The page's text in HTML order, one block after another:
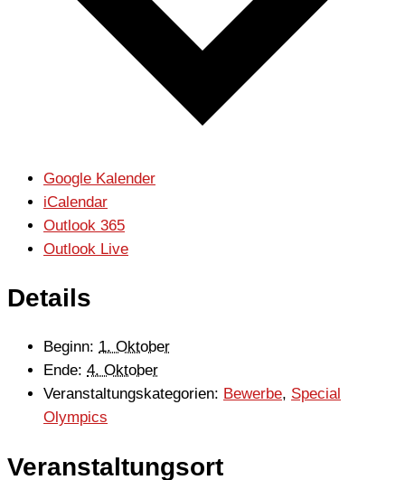
Google Kalender
iCalendar
Outlook 365
Outlook Live
Details
Beginn: 1. Oktober
Ende: 4. Oktober
Veranstaltungskategorien: Bewerbe, Special
Olympics
Veranstaltungsort